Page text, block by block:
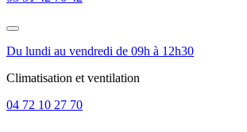
Du lundi au vendredi de 09h à 12h30
Climatisation et ventilation
04 72 10 27 70